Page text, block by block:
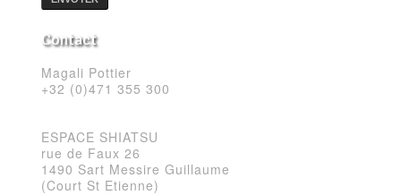
Contact
Magali Pottier
+32 (0)471 355 300
ESPACE SHIATSU
rue de Faux 26
1490 Sart Messire Guillaume
(Court St Etienne)